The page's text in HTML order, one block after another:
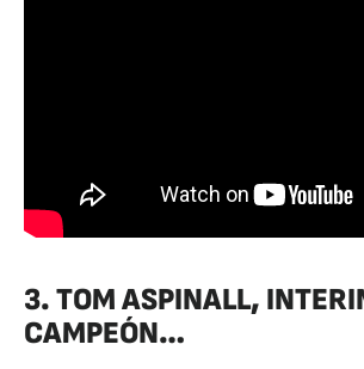
3. TOM ASPINALL,
CAMPEÓN…